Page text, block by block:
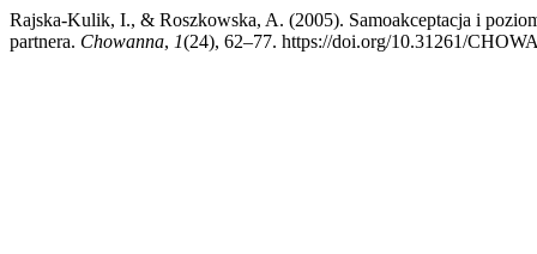
Rajska-Kulik, I., & Roszkowska, A. (2005). Samoakceptacja i
partnera. Chowanna, 1(24), 62–77. https://doi.org/10.31261/